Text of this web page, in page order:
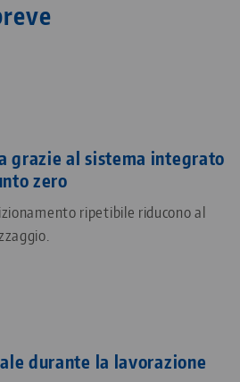
grazie al sistema integrato
zero
ripetibile riducono al
durante la lavorazione